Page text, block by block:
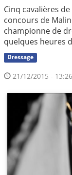
Cinq cavalières
concours de
championne de
quelques heures
Dressage
21/12/2015 - 13:26